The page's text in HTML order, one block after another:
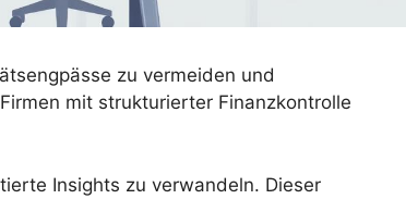
zu vermeiden und
mit strukturierter Finanzkontrolle
Insights zu verwandeln. Dieser